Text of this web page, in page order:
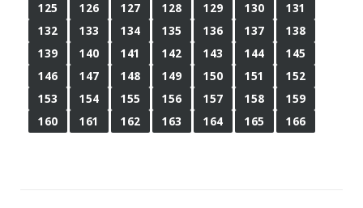
125
126 127 128 129 130
131
132
133 134 135 136 137
138
139
140 141 142 143 144
145
146
147 148 149 150 151
152
153
154 155 156 157 158
159
160
161 162 163 164 165 166